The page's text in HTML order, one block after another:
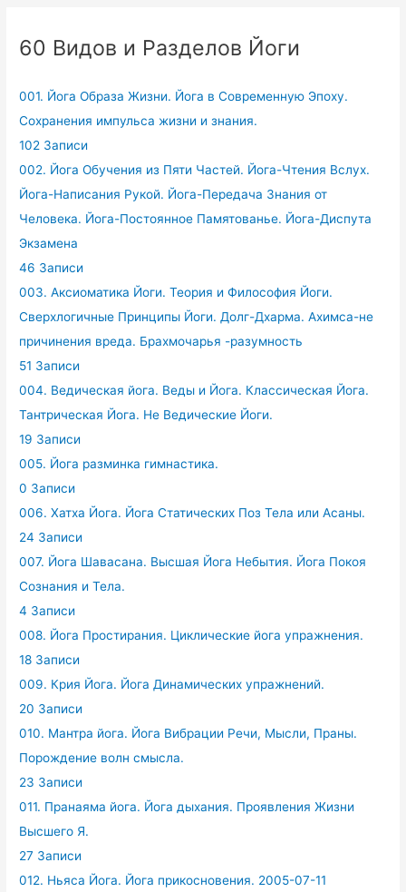
60 Видов и Разделов Йоги
001. Йога Образа Жизни. Йога в Современную Эпоху.
Сохранения импульса жизни и знания.
102 Записи
002. Йога Обучения из Пяти Частей. Йога-Чтения Вслух.
Йога-Написания Рукой. Йога-Передача Знания от
Человека. Йога-Постоянное Памятованье. Йога-Диспута
Экзамена
46 Записи
003. Аксиоматика Йоги. Теория и Философия Йоги.
Сверхлогичные Принципы Йоги. Долг-Дхарма. Ахимса-не
причинения вреда. Брахмочарья -разумность
51 Записи
004. Ведическая йога. Веды и Йога. Классическая Йога.
Тантрическая Йога. Не Ведические Йоги.
19 Записи
005. Йога разминка гимнастика.
0 Записи
006. Хатха Йога. Йога Статических Поз Тела или Асаны.
24 Записи
007. Йога Шавасана. Высшая Йога Небытия. Йога Покоя
Сознания и Тела.
4 Записи
008. Йога Простирания. Циклические йога упражнения.
18 Записи
009. Крия Йога. Йога Динамических упражнений.
20 Записи
010. Мантра йога. Йога Вибрации Речи, Мысли, Праны.
Порождение волн смысла.
23 Записи
011. Пранаяма йога. Йога дыхания. Проявления Жизни
Высшего Я.
27 Записи
012. Ньяса Йога. Йога прикосновения. 2005-07-11